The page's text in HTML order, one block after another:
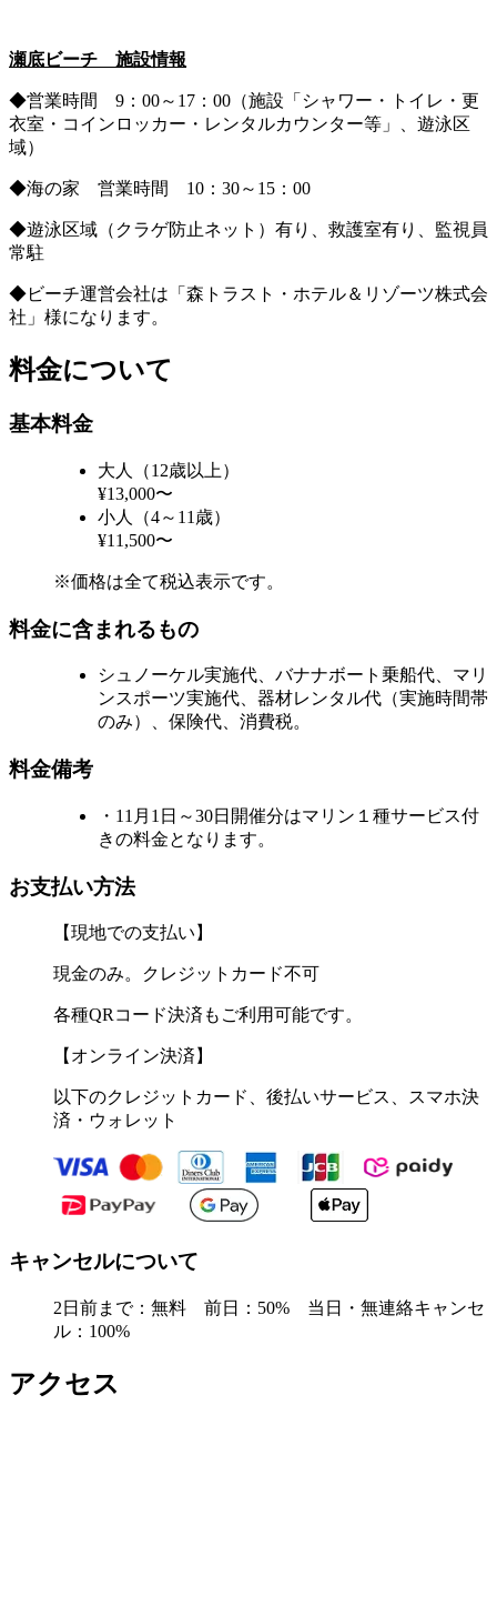
瀬底ビーチ 施設情報
◆営業時間 9：00～17：00（施設「シャワー・トイレ・更
衣室・コインロッカー・レンタルカウンター等」、遊泳区
域）
◆海の家 営業時間 10：30～15：00
◆遊泳区域（クラゲ防止ネット）有り、救護室有り、監視員
常駐
◆ビーチ運営会社は「森トラスト・ホテル＆リゾーツ株式会
社」様になります。
料金について
基本料金
大人（12歳以上）
¥13,000〜
小人（4～11歳）
¥11,500〜
※価格は全て税込表示です。
料金に含まれるもの
シュノーケル実施代、バナナボート乗船代、マリ
ンスポーツ実施代、器材レンタル代（実施時間帯
のみ）、保険代、消費税。
料金備考
・11月1日～30日開催分はマリン１種サービス付
きの料金となります。
お支払い方法
【現地での支払い】
現金のみ。クレジットカード不可
各種QRコード決済もご利用可能です。
【オンライン決済】
以下のクレジットカード、後払いサービス、スマホ決
済・ウォレット
キャンセルについて
2日前まで：無料 前日：50% 当日・無連絡キャンセ
ル：100%
アクセス